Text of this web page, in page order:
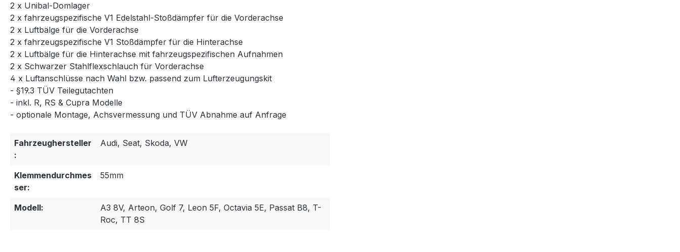
2 x Unibal-Domlager
2 x fahrzeugspezifische V1 Edelstahl-Stoßdämpfer für die Vorderachse
2 x Luftbälge für die Vorderachse
2 x fahrzeugspezifische V1 Stoßdämpfer für die Hinterachse
2 x Luftbälge für die Hinterachse mit fahrzeugspezifischen Aufnahmen
2 x Schwarzer Stahlflexschlauch für Vorderachse
4 x Luftanschlüsse nach Wahl bzw. passend zum Lufterzeugungskit
- §19.3 TÜV Teilegutachten
- inkl. R, RS & Cupra Modelle
- optionale Montage, Achsvermessung und TÜV Abnahme auf Anfrage
Fahrzeughersteller
:
Audi, Seat, Skoda, VW
Klemmendurchmes
ser:
55mm
Modell:
A3 8V, Arteon, Golf 7, Leon 5F, Octavia 5E, Passat B8, T-
Roc, TT 8S